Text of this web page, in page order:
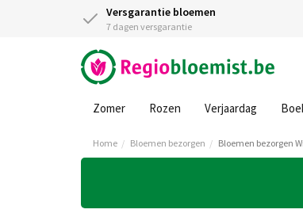
Versgarantie bloemen
7 dagen versgarantie
Zomer Rozen Verjaardag
Home Bloemen bezorgen Bloemen bezorgen